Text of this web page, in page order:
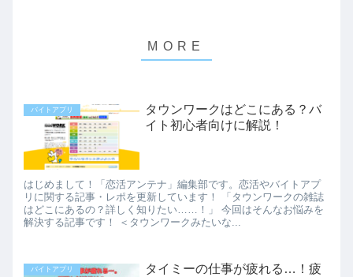
バイトアプリ
タウンワークはどこにある？バ
イト初心者向けに解説！
はじめまして！「恋活アンテナ」編集部です。恋活やバイトアプ
リに関する記事・レポを更新しています！ 「タウンワークの雑誌
はどこにあるの？詳しく知りたい……！」 今回はそんなお悩みを
解決する記事です！ ＜タウンワークみたいな...
バイトアプリ
タイミーの仕事が疲れる…！疲